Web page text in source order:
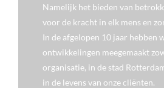
Namelijk het bieden van
voor de kracht in elk mens en
In de afgelopen 10 jaar hebben
ontwikkelingen meegemaakt
organisatie, in de stad
in de levens van onze cliënten.